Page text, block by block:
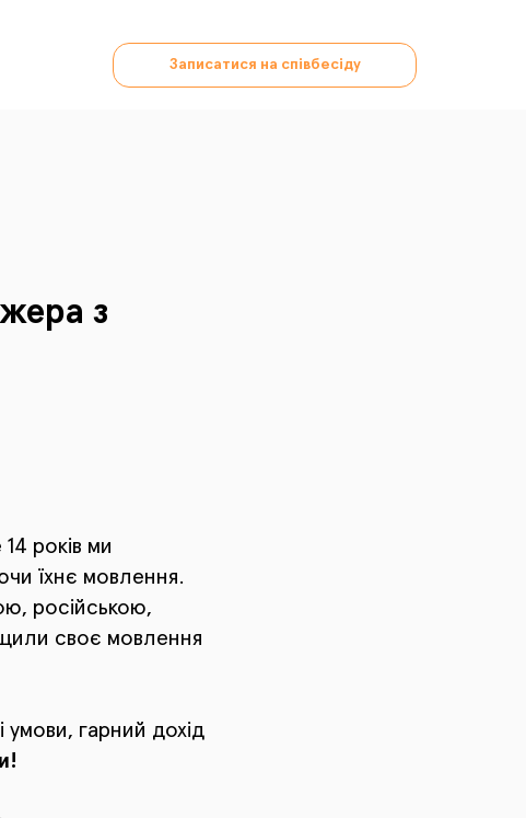
Записатися на співбесіду
з
років ми
їхнє мовлення.
російською,
своє мовлення
умови, гарний дохід